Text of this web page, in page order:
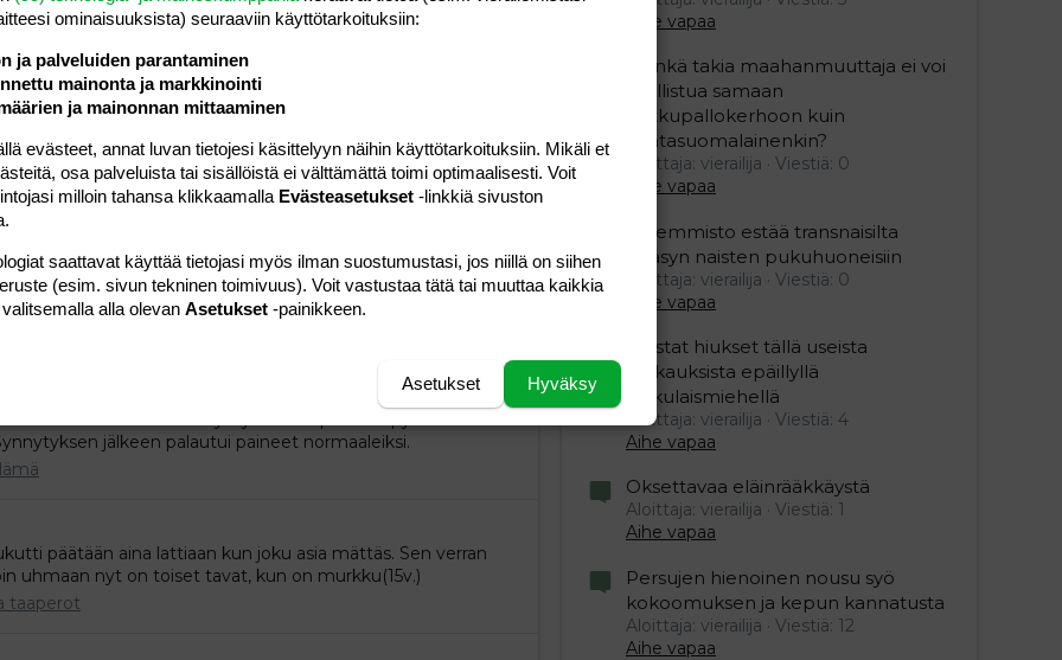
housuvaippa, olikos se nyt 12-18kg ja tyttö painaa
tullut.
taaperot
Keskimmäisen toinen nimi Antonina, ei löydy.
taaperot
alussa oireet ensin pahenevat ennenkuin alkavat helpottaa.
kärsivällisyyttä.
Terkkari vaan hymyssä suin päätään pyöritellen
jälkeen palautui paineet normaaleiksi.
päätään aina lattiaan kun joku asia mättäs. Sen verran
uhmaan nyt on toiset tavat, kun on murkku(15v.)
taaperot
Aihe vapaa
”Minkä takia maahanmuuttaja ei voi
osallistua samaan
potkupallokerhoon kuin
kantasuomalainenkin?
Aloittaja: vierailija
Viestiä: 0
Aihe vapaa
Vasemmisto estää transnaisilta
pääsyn naisten pukuhuoneisiin
Aloittaja: vierailija
Viestiä: 0
Aihe vapaa
Mustat hiukset tällä useista
raiskauksista epäillyllä
turkulaismiehellä
Aloittaja: vierailija
Viestiä: 4
Aihe vapaa
Oksettavaa eläinrääkkäystä
Aloittaja: vierailija
Viestiä: 1
Aihe vapaa
Persujen hienoinen nousu syö
kokoomuksen ja kepun kannatusta
Aloittaja: vierailija
Viestiä: 12
Aihe vapaa
ominaisuuk­sista) seuraaviin käyttötarkoituksiin:
ja palveluiden parantaminen
mainonta ja markkinointi
ja mainonnan mittaaminen
evästeet, annat luvan tietojesi käsittelyyn näihin käyttötarkoituksiin. Mikäli et
osa palveluista tai sisällöistä ei välttämättä toimi optimaalisesti. Voit
milloin tahansa klikkaamalla Evästeasetukset -linkkiä sivuston
saattavat käyttää tietojasi myös ilman suostumustasi, jos niillä on siihen
(esim. sivun tekninen toimivuus). Voit vastustaa tätä tai muuttaa kaikkia
alla olevan Asetukset -painikkeen.
Hyväksy
Asetukset